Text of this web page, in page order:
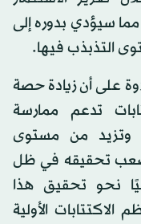
سيؤدي بدوره إلى
التذبذب فيها.
على أن زيادة حصة
تدعم ممارسة
وتزيد من مستوى
يصعب تحقيقه في ظل
نحو تحقيق هذا
الأولية